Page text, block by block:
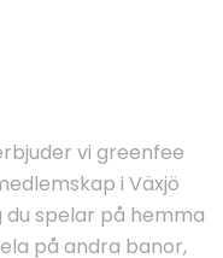
vi greenfee
i Växjö
spelar på hemma
på andra banor,